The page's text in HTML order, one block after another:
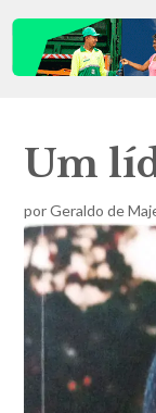
Um
porGeraldo de